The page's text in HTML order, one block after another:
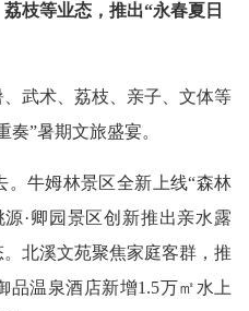
枝等业态，推出“永春夏日
武术、荔枝、亲子、文体等
奏”暑期文旅盛宴。
牛姆林景区全新上线“森林
·卿园景区创新推出亲水露
北溪文苑聚焦家庭客群，推
品温泉酒店新增1.5万㎡水上